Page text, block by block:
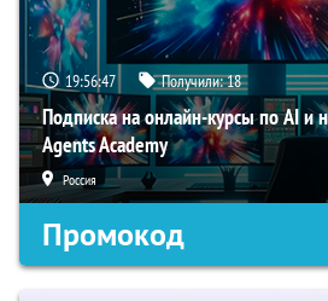
19:56:46 Получили:18
Подписка на онлайн-курсы по AI и
Agents Academy
Россия
Промокод